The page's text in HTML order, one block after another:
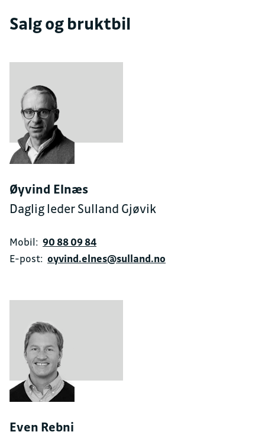
Salg og bruktbil
Øyvind Elnæs
Daglig leder Sulland Gjøvik
Mobil: 90 88 09 84
E-post: oyvind.elnes@sulland.no
Even Rebni